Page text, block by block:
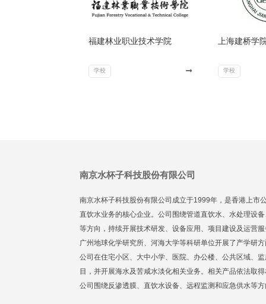
福建林业职业技术学院
学校
上海建桥学
学校
南京水杯子科技股份有限公司
南京水杯子科技股份有限公司成立于1999年，是香港上市
直饮水业务的核心企业。公司围绕管道直饮水、水处理设
等方向，持续开展技术研发、设备应用、项目建设及运营
广州地球化学研究所、河海大学等科研单位开展了产学研
公司在住宅小区、大中小学、医院、办公楼、公共区域、
目，并开展海水及苦咸水淡化相关业务。相关产品依法取
公司围绕反渗透膜、直饮水设备、远程监测和应急供水等